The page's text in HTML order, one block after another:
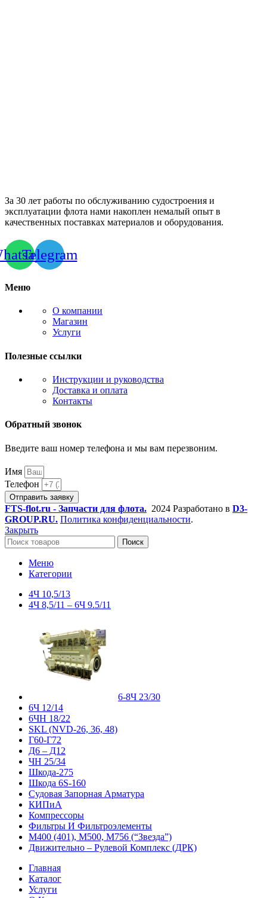
За 30 лет работы по обслуживанию судостроения и
эксплуатации флота нами накоплен немалый опыт в
качественных поставках материалов и оборудования.
Telegram
Меню
О компании
Магазин
Услуги
Полезные ссылки
Инструкции и руководства
Доставка и оплата
Контакты
Обратный звонок
Введите ваш номер телефона и мы вам перезвоним.
Имя
Телефон
Отправить заявку
FTS-flot.ru - Запчасти для флота. 2024 Разработано в D3-
GROUP.RU. Политика конфиденциальности.
Закрыть
Поиск
Меню
Категории
4Ч 10,5/13
4Ч 8,5/11 – 6Ч 9.5/11
6-8Ч 23/30
6Ч 12/14
6ЧН 18/22
SKL (NVD-26, 36, 48)
Г60-Г72
Д6 – Д12
ЧН 25/34
Шкода-275
Шкода 6S-160
Судовая Запорная Арматура
КИПиА
Компрессоры
Фильтры И Фильтроэлементы
М400 (401), М500, М756 (“Звезда”)
Движительно – Рулевой Комплекс (ДРК)
Главная
Каталог
Услуги